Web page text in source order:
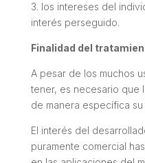
3. los intereses del
interés perseguido.
Finalidad del
A pesar de los muchos
tener, es necesario que
de manera específica su
El interés del
puramente comercial